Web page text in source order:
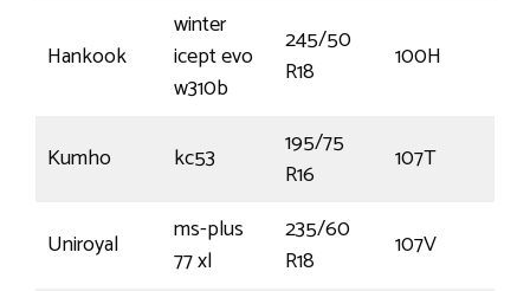
Hankook
winter
icept evo
w310b
245/50
R18
100H
Kumho kc53
195/75
R16
107T
Uniroyal
ms-plus
77 xl
235/60
R18
107V